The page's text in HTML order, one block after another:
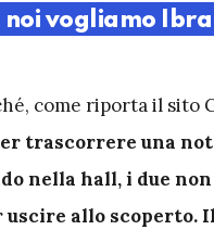
vogliamo
come riporta il sito
trascorrere una
nella hall, i due
allo scoperto.